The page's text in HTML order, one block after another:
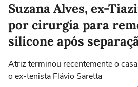
Suzana Alves, ex-
por cirurgia para
silicone após
Atriz terminou recentemente o
o ex-tenista Flávio Saretta